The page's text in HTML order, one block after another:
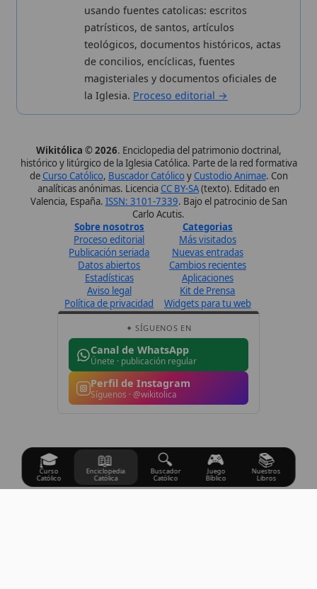
Datos abiertos
Estadísticas
Aviso legal
Política de privacidad
Cambios recientes
Aplicaciones
Kit de Prensa
Widgets para tu web
✦ SÍGUENOS EN
Canal de WhatsApp
Únete · publicación regular
Perfil de Instagram